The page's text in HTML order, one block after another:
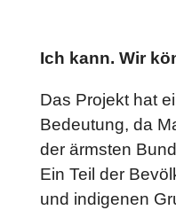
Ich kann. Wir
Das Projekt hat
Bedeutung, da
der ärmsten
Ein Teil der
und indigenen